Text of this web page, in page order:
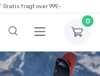
Gratis fragt over 999,-
0